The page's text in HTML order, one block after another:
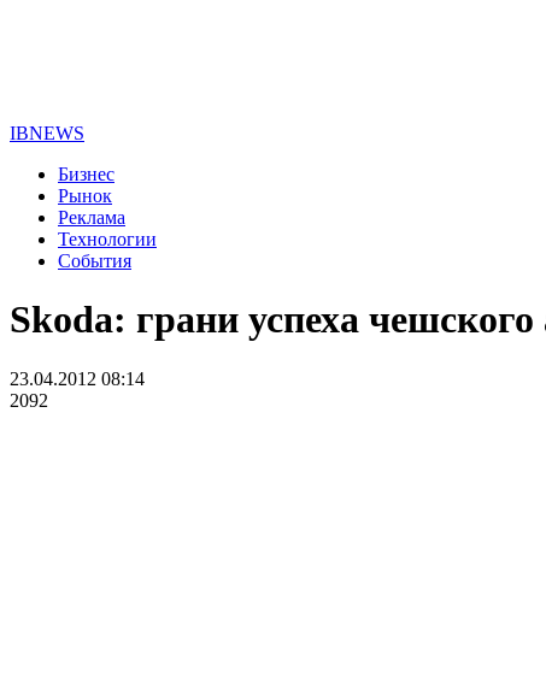
IBNEWS
Бизнес
Рынок
Реклама
Технологии
События
Skoda: грани успеха
23.04.2012 08:14
2092